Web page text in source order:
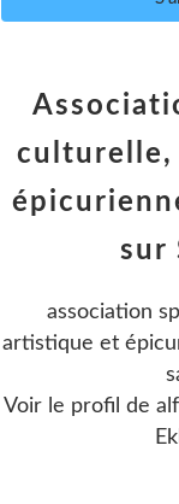
sur
association
artistique et
Voir le profil de